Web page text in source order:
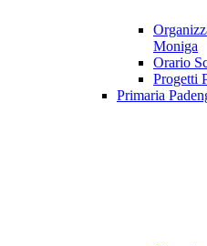
Moniga
Orario
Progetti
Primaria